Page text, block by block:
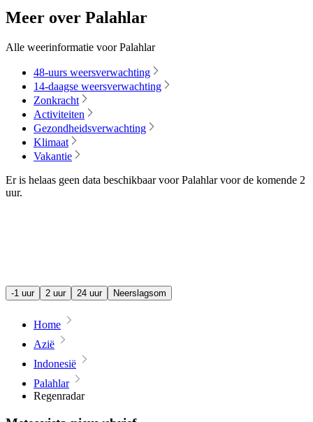
Meer over Palahlar
Alle weerinformatie voor Palahlar
48-uurs weersverwachting
14-daagse weersverwachting
Zonkracht
Activiteiten
Gezondheidsverwachting
Klimaat
Vakantie
Er is helaas geen data beschikbaar voor Palahlar voor de komende 2
uur.
-1 uur 2 uur 24 uur Neerslagsom
Home
Azië
Indonesië
Palahlar
Regenradar